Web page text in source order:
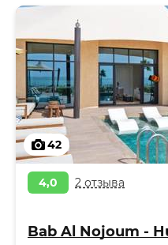
42
4,0 2 отзыва
Bab Al Nojoum -